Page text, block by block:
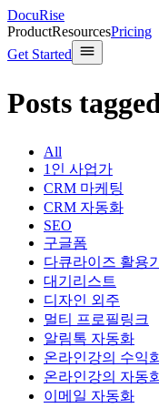
DocuRise
ProductResourcesPricing
Get Started
Posts
All
1인 사업가
CRM 마케팅
CRM 자동화
SEO
구글폼
다큐라이즈 활용
대기리스트
디자인 외주
멀티 프로필링크
알림톡 자동화
온라인강의 수익
온라인강의 자동
이메일 자동화